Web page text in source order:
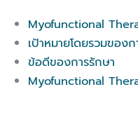
Myofunctional
เป้าหมายโดยรวมของ
ข้อดีของการรักษา
Myofunctional